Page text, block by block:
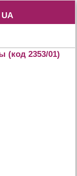
UA
UA
(код 2353/01)